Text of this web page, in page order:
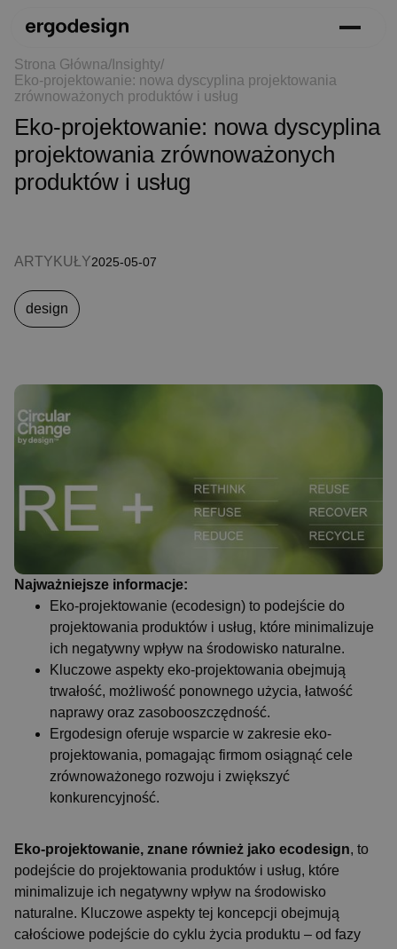
Strona Główna/ Insighty/
Eko-projektowanie: nowa dyscyplina projektowania
zrównoważonych produktów i usług
Eko-projektowanie: nowa dyscyplina
projektowania zrównoważonych
produktów i usług
ARTYKUŁY2025-05-07
design
Najważniejsze informacje:
Eko-projektowanie (ecodesign) to podejście do
projektowania produktów i usług, które minimalizuje
ich negatywny wpływ na środowisko naturalne.
Kluczowe aspekty eko-projektowania obejmują
trwałość, możliwość ponownego użycia, łatwość
naprawy oraz zasobooszczędność.
Ergodesign oferuje wsparcie w zakresie eko-
projektowania, pomagając firmom osiągnąć cele
zrównoważonego rozwoju i zwiększyć
konkurencyjność.
Eko-projektowanie, znane również jako ecodesign, to
podejście do projektowania produktów i usług, które
minimalizuje ich negatywny wpływ na środowisko
naturalne. Kluczowe aspekty tej koncepcji obejmują
całościowe podejście do cyklu życia produktu – od fazy